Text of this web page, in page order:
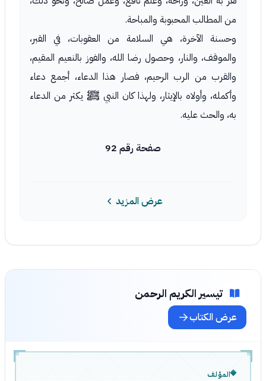
من المطالب المحبوبة والمباحة.
وحسنة الآخرة، هي السلامة من العقوبات، في القبر،
والموقف، والنار، وحصول رضا الله، والفوز بالنعيم المقيم،
والقرب من الرب الرحيم، فصار هذا الدعاء، أجمع دعاء
وأكمله، وأولاه بالإيثار، ولهذا كان النبي ﷺ يكثر من الدعاء
به، والحث عليه.
صفحة رقم 92
عرض المزيد
تيسير الكريم الرحمن
عرض الكتاب
المؤلف